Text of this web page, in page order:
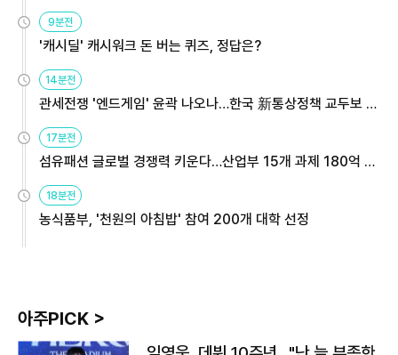
9분전
'캐시딜' 캐시워크 돈 버는 퀴즈, 정답은?
14분전
관세전쟁 '엔드게임' 윤곽 나오나…한국 新통상정책 교두보 활
용해야
17분전
섬유패션 글로벌 경쟁력 키운다…산업부 15개 과제 180억 지
원
18분전
농식품부, '천원의 아침밥' 참여 200개 대학 선정
아주PICK >